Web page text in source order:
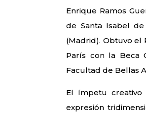
Enrique Ramos
de Santa Isabel
(Madrid). Obtuvo el
París con la Beca
Facultad de Bellas
El ímpetu
expresión